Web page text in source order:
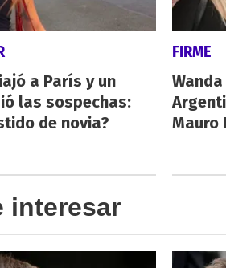
a París y un
las sospechas:
de novia?
FIRME
Mauro
interesar